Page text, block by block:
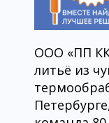
ООО «ПП
литьё из